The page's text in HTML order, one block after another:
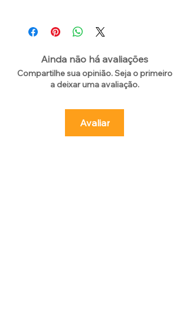
Ainda não há avaliações
Compartilhe sua opinião. Seja o primeiro
a deixar uma avaliação.
Avaliar